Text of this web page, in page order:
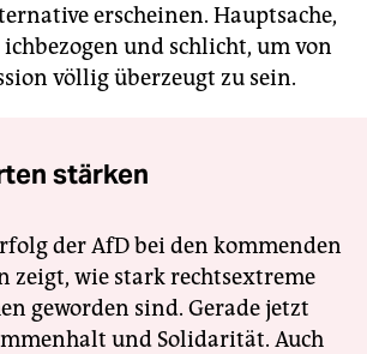
erscheinen. Hauptsache,
und schlicht, um von
völlig überzeugt zu sein.
stärken
der AfD bei den kommenden
zeigt, wie stark rechtsextreme
geworden sind. Gerade jetzt
und Solidarität. Auch